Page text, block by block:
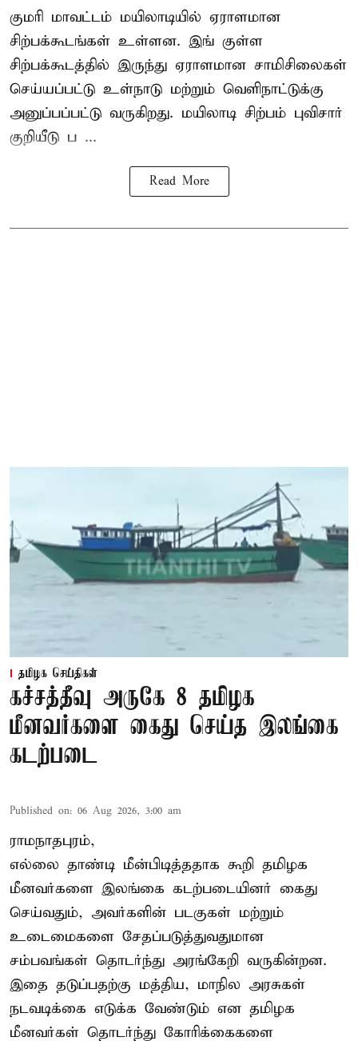
குமரி மாவட்டம் மயிலாடியில் ஏராளமான
சிற்பக்கூடங்கள் உள்ளன. இங் குள்ள
சிற்பக்கூடத்தில் இருந்து ஏராளமான சாமிசிலைகள்
செய்யப்பட்டு உள்நாடு மற்றும் வெளிநாட்டுக்கு
அனுப்பப்பட்டு வருகிறது. மயிலாடி சிற்பம் புவிசார்
குறியீடு ப ...
Read More
தமிழக செய்திகள்
கச்சத்தீவு அருகே 8 தமிழக
மீனவர்களை கைது செய்த இலங்கை
கடற்படை
Published on: 06 Aug 2026, 3:00 am
ராமநாதபுரம்,
எல்லை தாண்டி மீன்பிடித்ததாக கூறி தமிழக
மீனவர்களை இலங்கை கடற்படையினர் கைது
செய்வதும், அவர்களின் படகுகள் மற்றும்
உடைமைகளை சேதப்படுத்துவதுமான
சம்பவங்கள் தொடர்ந்து அரங்கேறி வருகின்றன.
இதை தடுப்பதற்கு மத்திய, மாநில அரசுகள்
நடவடிக்கை எடுக்க வேண்டும் என தமிழக
மீனவர்கள் தொடர்ந்து கோரிக்கைகளை